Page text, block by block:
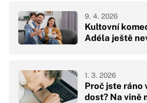
Kultovní
Adéla ještě
9. 4. 2026
Proč jste ráno
dost? Na vině
1. 3. 2026